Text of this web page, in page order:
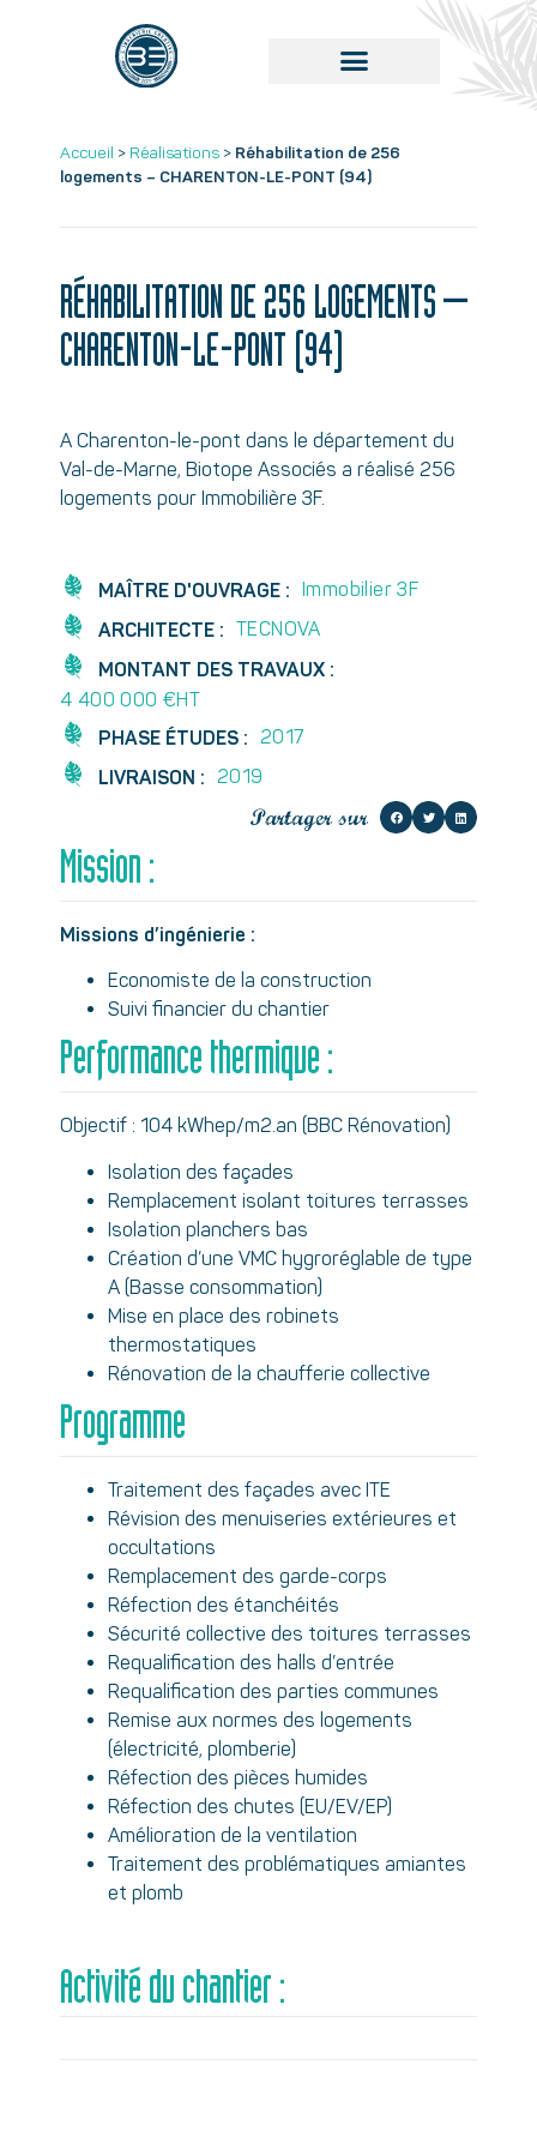
Accueil > Réalisations > Réhabilitation de 256
logements – CHARENTON-LE-PONT (94)
RÉHABILITATION DE 256 LOGEMENTS –
CHARENTON-LE-PONT (94)
A Charenton-le-pont dans le département du
Val-de-Marne, Biotope Associés a réalisé 256
logements pour Immobilière 3F.
MAÎTRE D'OUVRAGE : Immobilier 3F
ARCHITECTE : TECNOVA
MONTANT DES TRAVAUX :
4 400 000 €HT
PHASE ÉTUDES : 2017
LIVRAISON : 2019
Partager sur
Mission :
Missions d’ingénierie :
Economiste de la construction
Suivi financier du chantier
Performance thermique :
Objectif : 104 kWhep/m2.an (BBC Rénovation)
Isolation des façades
Remplacement isolant toitures terrasses
Isolation planchers bas
Création d’une VMC hygroréglable de type
A (Basse consommation)
Mise en place des robinets
thermostatiques
Rénovation de la chaufferie collective
Programme
Traitement des façades avec ITE
Révision des menuiseries extérieures et
occultations
Remplacement des garde-corps
Réfection des étanchéités
Sécurité collective des toitures terrasses
Requalification des halls d’entrée
Requalification des parties communes
Remise aux normes des logements
(électricité, plomberie)
Réfection des pièces humides
Réfection des chutes (EU/EV/EP)
Amélioration de la ventilation
Traitement des problématiques amiantes
et plomb
Activité du chantier :